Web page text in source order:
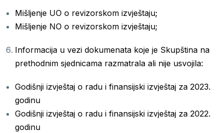
Mišljenje UO o revizorskom izvještaju;
Mišljenje NO o revizorskom izvještaju;
Informacija u vezi dokumenata koje je Skupština na
prethodnim sjednicama razmatrala ali nije usvojila:
Godišnji izvještaj o radu i finansijski izvještaj za 2023.
godinu
Godišnji izvještaj o radu i finansijski izvještaj za 2022.
godinu